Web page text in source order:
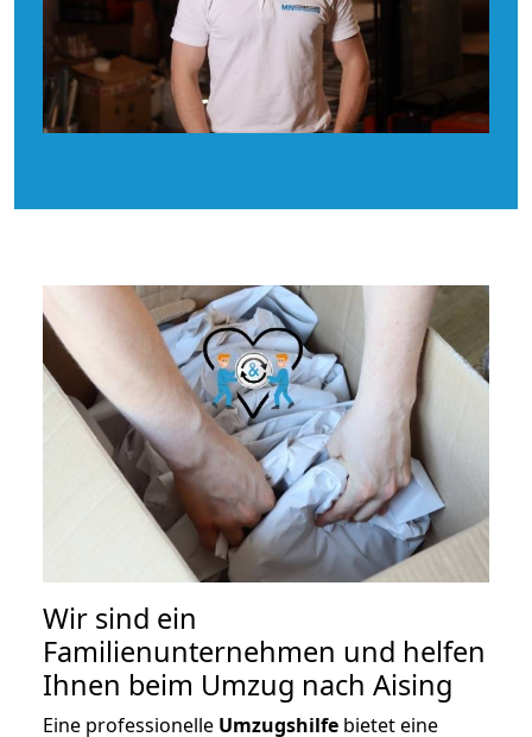
Wir sind ein
Familienunternehmen und helfen
Ihnen beim Umzug nach Aising
Eine professionelle Umzugshilfe bietet eine